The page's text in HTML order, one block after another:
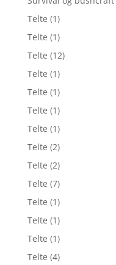
Telte (1)
Telte (1)
Telte (12)
Telte (1)
Telte (1)
Telte (1)
Telte (1)
Telte (2)
Telte (2)
Telte (7)
Telte (1)
Telte (1)
Telte (1)
Telte (4)